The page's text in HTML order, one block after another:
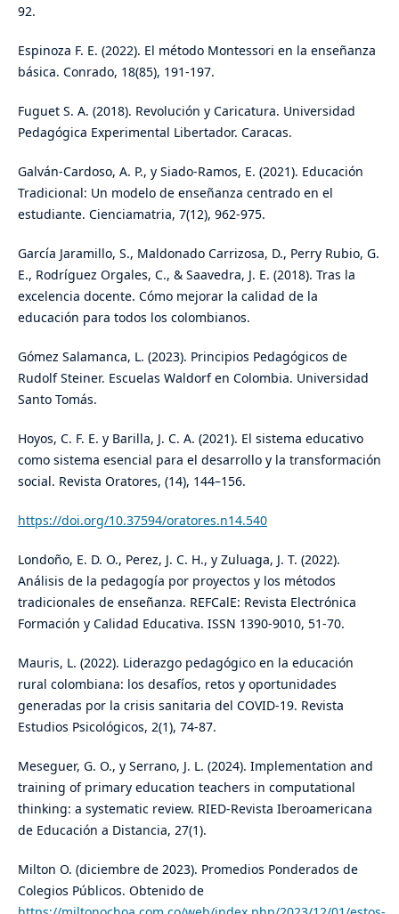
92.
Espinoza F. E. (2022). El método Montessori en la enseñanza
básica. Conrado, 18(85), 191-197.
Fuguet S. A. (2018). Revolución y Caricatura. Universidad
Pedagógica Experimental Libertador. Caracas.
Galván-Cardoso, A. P., y Siado-Ramos, E. (2021). Educación
Tradicional: Un modelo de enseñanza centrado en el
estudiante. Cienciamatria, 7(12), 962-975.
García Jaramillo, S., Maldonado Carrizosa, D., Perry Rubio, G.
E., Rodríguez Orgales, C., & Saavedra, J. E. (2018). Tras la
excelencia docente. Cómo mejorar la calidad de la
educación para todos los colombianos.
Gómez Salamanca, L. (2023). Principios Pedagógicos de
Rudolf Steiner. Escuelas Waldorf en Colombia. Universidad
Santo Tomás.
Hoyos, C. F. E. y Barilla, J. C. A. (2021). El sistema educativo
como sistema esencial para el desarrollo y la transformación
social. Revista Oratores, (14), 144–156.
https://doi.org/10.37594/oratores.n14.540
Londoño, E. D. O., Perez, J. C. H., y Zuluaga, J. T. (2022).
Análisis de la pedagogía por proyectos y los métodos
tradicionales de enseñanza. REFCalE: Revista Electrónica
Formación y Calidad Educativa. ISSN 1390-9010, 51-70.
Mauris, L. (2022). Liderazgo pedagógico en la educación
rural colombiana: los desafíos, retos y oportunidades
generadas por la crisis sanitaria del COVID-19. Revista
Estudios Psicológicos, 2(1), 74-87.
Meseguer, G. O., y Serrano, J. L. (2024). Implementation and
training of primary education teachers in computational
thinking: a systematic review. RIED-Revista Iberoamericana
de Educación a Distancia, 27(1).
Milton O. (diciembre de 2023). Promedios Ponderados de
Colegios Públicos. Obtenido de